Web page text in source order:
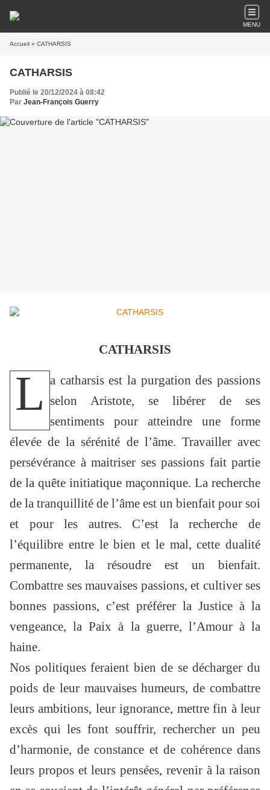
MENU
Accueil » CATHARSIS
CATHARSIS
Publié le 20/12/2024 à 08:42
Par Jean-François Guerry
CATHARSIS
L a catharsis est la purgation des passions
selon Aristote, se libérer de ses
sentiments pour atteindre une forme
élevée de la sérénité de l’âme. Travailler avec
persévérance à maitriser ses passions fait partie
de la quête initiatique maçonnique. La recherche
de la tranquillité de l’âme est un bienfait pour soi
et pour les autres. C’est la recherche de
l’équilibre entre le bien et le mal, cette dualité
permanente, la résoudre est un bienfait.
Combattre ses mauvaises passions, et cultiver ses
bonnes passions, c’est préférer la Justice à la
vengeance, la Paix à la guerre, l’Amour à la
haine.
Nos politiques feraient bien de se décharger du
poids de leur mauvaises humeurs, de combattre
leurs ambitions, leur ignorance, mettre fin à leur
excès qui les font souffrir, rechercher un peu
d’harmonie, de constance et de cohérence dans
leurs propos et leurs pensées, revenir à la raison